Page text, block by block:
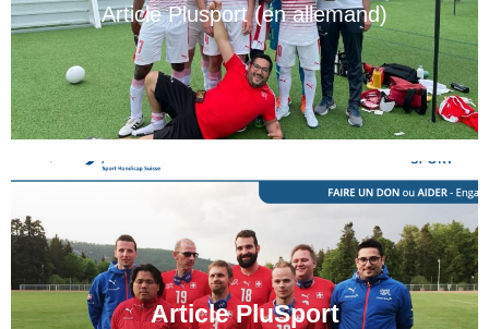
Article Plusport (en allemand)
Article PluSport